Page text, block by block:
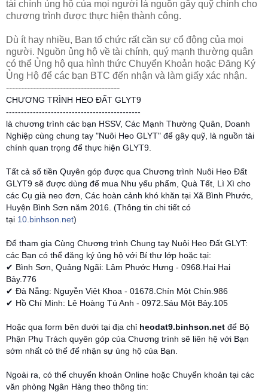
tài chính ủng hộ của mọi người là nguồn gây quỹ chính cho
chương trình được thực hiện thành công.
Dù ít hay nhiều, Ban tổ chức rất cần sự cổ động của mọi
người. Nguồn ủng hộ về tài chính, quý mạnh thường quân
có thể Ủng hộ qua hình thức Chuyển Khoản hoặc Đăng Ký
Ủng Hộ để các bạn BTC đến nhận và làm giấy xác nhận.
--------------------------------------
CHƯƠNG TRÌNH HEO ĐẤT GLYT9
---------------------------------------------
là chương trình các bạn HSSV, Các Mạnh Thường Quân, Doanh
Nghiệp cùng chung tay "Nuôi Heo GLYT" để gây quỹ, là nguồn tài
chính quan trọng để thực hiện GLYT9.
Tất cả số tiền Quyên góp được qua Chương trình Nuôi Heo Đất
GLYT9 sẽ được dùng để mua Nhu yếu phẩm, Quà Tết, Lì Xì cho
các Cụ già neo đơn, Các hoàn cảnh khó khăn tại Xã Bình Phước,
Huyện Bình Sơn năm 2016. (Thông tin chi tiết có
tại 10.binhson.net)
Để tham gia Cùng Chương trình Chung tay Nuôi Heo Đất GLYT:
các Bạn có thể đăng ký ủng hộ với Bí thư lớp hoặc tại:
✔ Bình Sơn, Quảng Ngãi: Lâm Phước Hưng - 0968.Hai Hai
Bảy.776
✔ Đà Nẵng: Nguyễn Việt Khoa - 01678.Chín Một Chín.986
✔ Hồ Chí Minh: Lê Hoàng Tú Anh - 0972.Sáu Một Bảy.105
Hoặc qua form bên dưới tại địa chỉ heodat9.binhson.net để Bộ
Phận Phụ Trách quyên góp của Chương trình sẽ liên hệ với Bạn
sớm nhất có thể để nhận sự ủng hộ của Bạn.
Ngoài ra, có thể chuyển khoản Online hoặc Chuyển khoản tại các
văn phòng Ngân Hàng theo thông tin: